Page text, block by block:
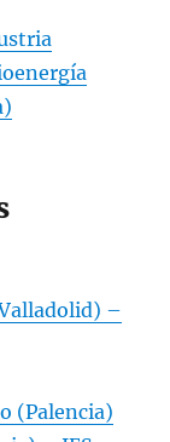
–
(Palencia)